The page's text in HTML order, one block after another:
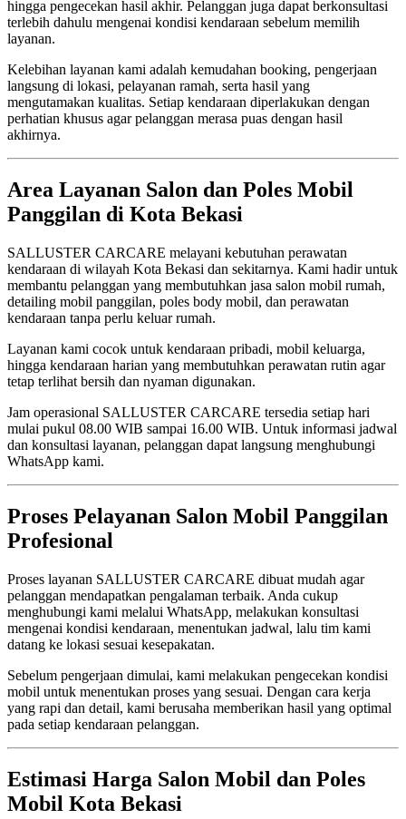
hingga pengecekan hasil akhir. Pelanggan juga dapat berkonsultasi
terlebih dahulu mengenai kondisi kendaraan sebelum memilih
layanan.
Kelebihan layanan kami adalah kemudahan booking, pengerjaan
langsung di lokasi, pelayanan ramah, serta hasil yang
mengutamakan kualitas. Setiap kendaraan diperlakukan dengan
perhatian khusus agar pelanggan merasa puas dengan hasil
akhirnya.
Area Layanan Salon dan Poles Mobil
Panggilan di Kota Bekasi
SALLUSTER CARCARE melayani kebutuhan perawatan
kendaraan di wilayah Kota Bekasi dan sekitarnya. Kami hadir untuk
membantu pelanggan yang membutuhkan jasa salon mobil rumah,
detailing mobil panggilan, poles body mobil, dan perawatan
kendaraan tanpa perlu keluar rumah.
Layanan kami cocok untuk kendaraan pribadi, mobil keluarga,
hingga kendaraan harian yang membutuhkan perawatan rutin agar
tetap terlihat bersih dan nyaman digunakan.
Jam operasional SALLUSTER CARCARE tersedia setiap hari
mulai pukul 08.00 WIB sampai 16.00 WIB. Untuk informasi jadwal
dan konsultasi layanan, pelanggan dapat langsung menghubungi
WhatsApp kami.
Proses Pelayanan Salon Mobil Panggilan
Profesional
Proses layanan SALLUSTER CARCARE dibuat mudah agar
pelanggan mendapatkan pengalaman terbaik. Anda cukup
menghubungi kami melalui WhatsApp, melakukan konsultasi
mengenai kondisi kendaraan, menentukan jadwal, lalu tim kami
datang ke lokasi sesuai kesepakatan.
Sebelum pengerjaan dimulai, kami melakukan pengecekan kondisi
mobil untuk menentukan proses yang sesuai. Dengan cara kerja
yang rapi dan detail, kami berusaha memberikan hasil yang optimal
pada setiap kendaraan pelanggan.
Estimasi Harga Salon Mobil dan Poles
Mobil Kota Bekasi